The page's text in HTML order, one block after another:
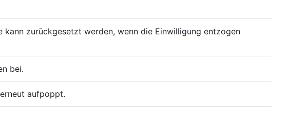
zurückgesetzt werden, wenn die Einwilligung entzogen
bei.
aufpoppt.